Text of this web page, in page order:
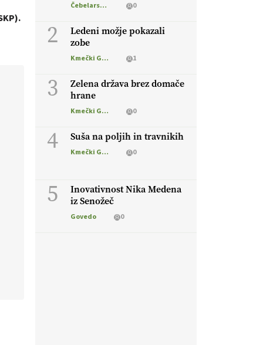
Čebelarstvo 0
2
Ledeni možje pokazali
zobe
Kmečki Glas 1
3
Zelena država brez domače
hrane
Kmečki Glas 0
4 Suša na poljih in travnikih
Kmečki Glas 0
5
Inovativnost Nika Medena
iz Senožeč
Govedo 0